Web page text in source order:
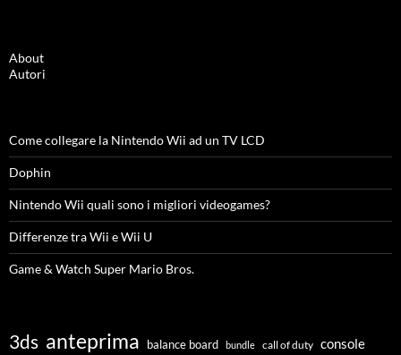
About
Autori
Come collegare la Nintendo Wii ad un TV LCD
Dophin
Nintendo Wii quali sono i migliori videogames?
Differenze tra Wii e Wii U
Game & Watch Super Mario Bros.
3ds anteprima balance board bundle call of duty console